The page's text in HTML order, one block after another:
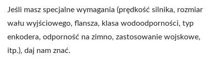
Jeśli masz specjalne wymagania (prędkość silnika, rozmiar
wału wyjściowego, flansza, klasa wodoodporności, typ
enkodera, odporność na zimno, zastosowanie wojskowe,
itp.), daj nam znać.